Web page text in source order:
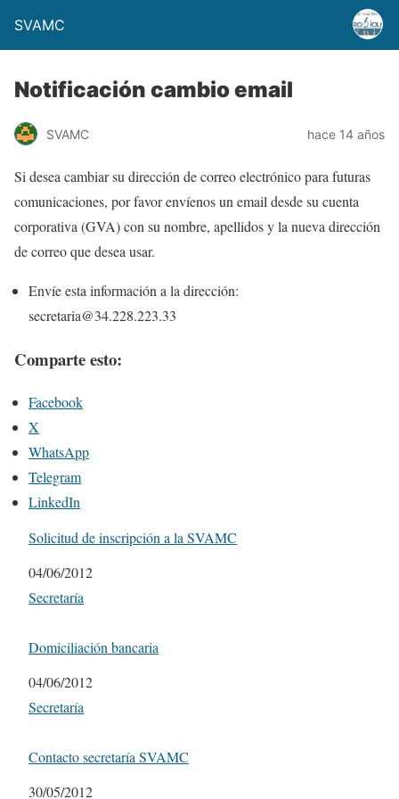
SVAMC
Notificación cambio email
SVAMC hace 14 años
Si desea cambiar su dirección de correo electrónico para futuras
comunicaciones, por favor envíenos un email desde su cuenta
corporativa (GVA) con su nombre, apellidos y la nueva dirección
de correo que desea usar.
Envíe esta información a la dirección:
secretaria@34.228.223.33
Comparte esto:
Facebook
X
WhatsApp
Telegram
LinkedIn
Solicitud de inscripción a la SVAMC
Fecha
04/06/2012
Respecto a
Secretaría
Domiciliación bancaria
Fecha
04/06/2012
Respecto a
Secretaría
Contacto secretaría SVAMC
Fecha
30/05/2012